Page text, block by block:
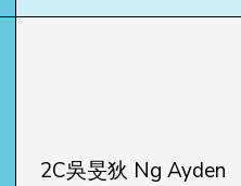
2C吳旻狄 Ng Ayden